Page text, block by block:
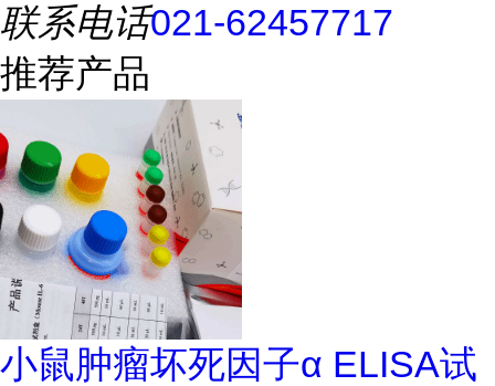
联系电话021-62457717
推荐产品
小鼠肿瘤坏死因子α ELISA试